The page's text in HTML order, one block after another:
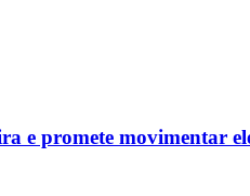
e promete movimentar